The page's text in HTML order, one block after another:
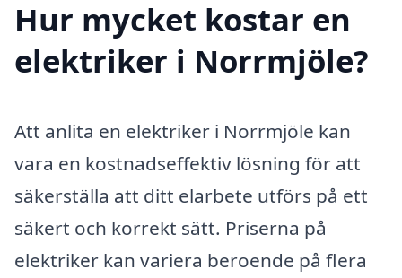
Hur mycket kostar en
elektriker i Norrmjöle?
Att anlita en elektriker i Norrmjöle kan
vara en kostnadseffektiv lösning för att
säkerställa att ditt elarbete utförs på ett
säkert och korrekt sätt. Priserna på
elektriker kan variera beroende på flera